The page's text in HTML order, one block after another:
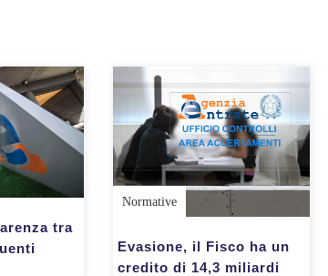
tra
Normative
Evasione, il Fisco ha un
credito di 14,3 miliardi